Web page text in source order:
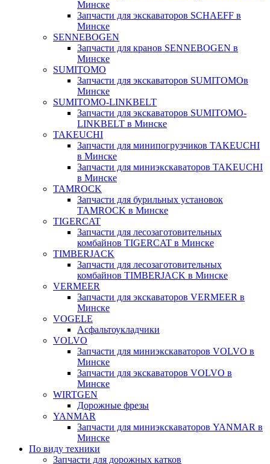
Минске
Запчасти для экскаваторов SCHAEFF в
Минске
SENNEBOGEN
Запчасти для кранов SENNEBOGEN в
Минске
SUMITOMO
Запчасти для экскаваторов SUMITOMOв
Минске
SUMITOMO-LINKBELT
Запчасти для экскаваторов SUMITOMO-
LINKBELT в Минске
TAKEUCHI
Запчасти для минипогрузчиков TAKEUCHI
в Минске
Запчасти для миниэкскаваторов TAKEUCHI
в Минске
TAMROCK
Запчасти для бурильных установок
TAMROCK в Минске
TIGERCAT
Запчасти для лесозаготовительных
комбайнов TIGERCAT в Минске
TIMBERJACK
Запчасти для лесозаготовительных
комбайнов TIMBERJACK в Минске
VERMEER
Запчасти для экскаваторов VERMEER в
Минске
VOGELE
Асфальтоукладчики
VOLVO
Запчасти для миниэкскаваторов VOLVO в
Минске
Запчасти для экскаваторов VOLVO в
Минске
WIRTGEN
Дорожные фрезы
YANMAR
Запчасти для миниэкскаваторов YANMAR в
Минске
По виду техники
Запчасти для дорожных катков